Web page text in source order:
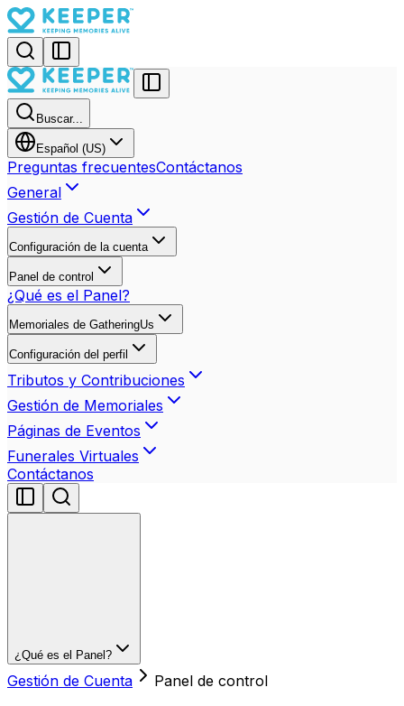
Buscar...
Español (US)
Preguntas frecuentesContáctanos
General
Gestión de Cuenta
Configuración de la cuenta
Panel de control
¿Qué es el Panel?
Memoriales de GatheringUs
Configuración del perfil
Tributos y Contribuciones
Gestión de Memoriales
Páginas de Eventos
Funerales Virtuales
Contáctanos
¿Qué es el Panel?
Gestión de Cuenta Panel de control